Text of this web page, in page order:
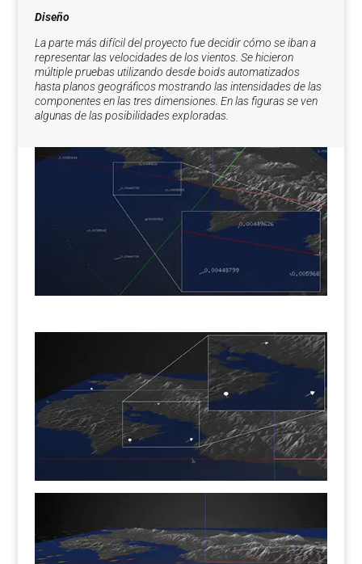
Diseño
La parte más difícil del proyecto fue decidir cómo se iban a
representar las velocidades de los vientos. Se hicieron
múltiple pruebas utilizando desde boids automatizados
hasta planos geográficos mostrando las intensidades de las
componentes en las tres dimensiones. En las figuras se ven
algunas de las posibilidades exploradas.